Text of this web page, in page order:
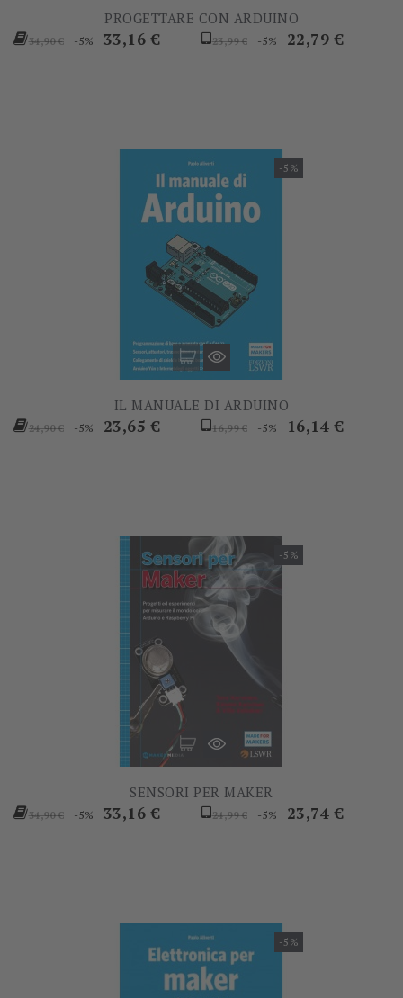
PROGETTARE CON ARDUINO
Prezzo
34,90 € -5% Prezzo
33,16 €
Prezzo
23,99 € -5% Prezzo
22,79 €
-5%
IL MANUALE DI ARDUINO
Prezzo
24,90 € -5% Prezzo
23,65 €
Prezzo
16,99 € -5% Prezzo
16,14 €
-5%
SENSORI PER MAKER
Prezzo
34,90 € -5% Prezzo
33,16 €
Prezzo
24,99 € -5% Prezzo
23,74 €
-5%